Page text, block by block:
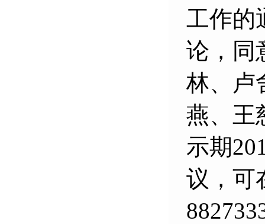
工作的
论，同
林、卢
燕、王
示期
议，可